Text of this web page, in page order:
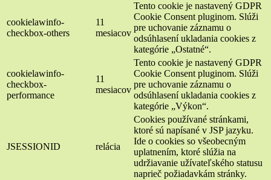
cookielawinfo-
checkbox-others
11
mesiacov
Tento cookie je nastavený GDPR
Cookie Consent pluginom. Slúži
pre uchovanie záznamu o
odsúhlasení ukladania cookies z
kategórie „Ostatné“.
cookielawinfo-
checkbox-
performance
11
mesiacov
Tento cookie je nastavený GDPR
Cookie Consent pluginom. Slúži
pre uchovanie záznamu o
odsúhlasení ukladania cookies z
kategórie „Výkon“.
JSESSIONID relácia
Cookies používané stránkami,
ktoré sú napísané v JSP jazyku.
Ide o cookies so všeobecným
uplatnením, ktoré slúžia na
udržiavanie užívateľského statusu
naprieč požiadavkám stránky.